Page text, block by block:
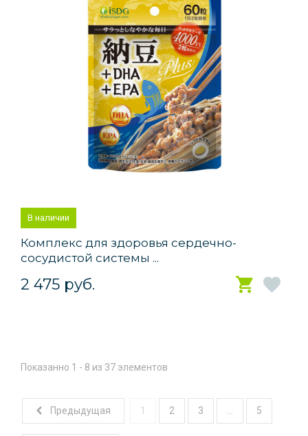
В наличии
Комплекс для здоровья сердечно-
сосудистой системы ...
2 475 руб.
Показанно 1 - 8 из 37 элементов
Предыдущая 1 2 3 5